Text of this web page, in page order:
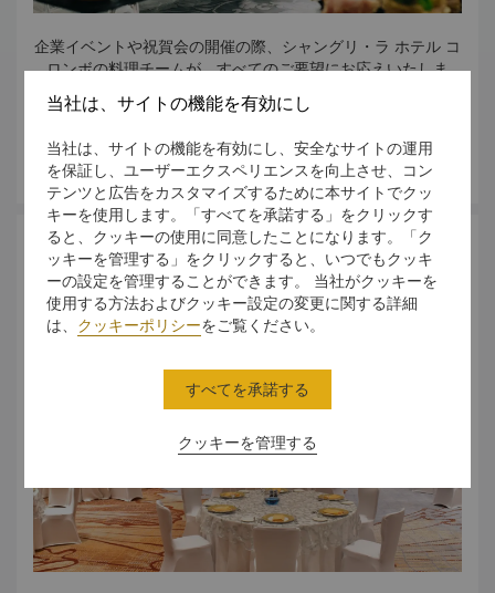
企業イベントや祝賀会の開催の際、シャングリ・ラ ホテル コ
ロンボの料理チームが、すべてのご要望にお応えいたしま
す。
他では味わうことのできないメニューやパーソナルサービ
れることのできないイベントをお楽しみいただけます。
ライブクッキングステーションを設置し、経験を積んだシャ
ングリ・ラのシェフが皆様の目の前で調理し、調理経験を披
露することもできます。
さらに詳しく
イベントスペース
当社は、サイトの機能を有効にし
当社は、サイトの機能を有効にし、安全なサイトの運用
を保証し、ユーザーエクスペリエンスを向上させ、コン
テンツと広告をカスタマイズするために本サイトでクッ
キーを使用します。「すべてを承諾する」をクリックす
ると、クッキーの使用に同意したことになります。「ク
ッキーを管理する」をクリックすると、いつでもクッキ
ーの設定を管理することができます。 当社がクッキーを
使用する方法およびクッキー設定の変更に関する詳細
は、 クッキーポリシーをご覧ください。
クッキーを管理する
すべてを承諾する